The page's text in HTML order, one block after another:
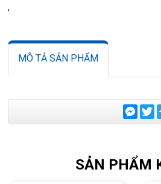
,
MÔ TẢ SẢN PHẨM
SẢN PHẨM